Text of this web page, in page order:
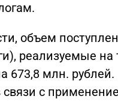
объем
реализуемые
673,8 млн.
связи с